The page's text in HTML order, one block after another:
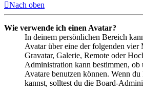
Nach oben
Wie verwende ich einen Avatar?
In deinem persönlichen Bereich
Avatar über eine der folgenden vier
Gravatar, Galerie, Remote oder
Administration kann bestimmen,
Avatare benutzen können. Wenn
kannst, solltest du die Board-